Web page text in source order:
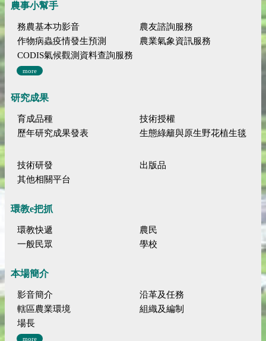
農事小幫手
務農基本功影音
農友諮詢服務
作物病蟲疫情發生預測
農業氣象資訊服務
CODIS氣候觀測資料查詢服務
more
研究成果
育成品種
技術授權
歷年研究成果發表
生態綠籬與原生野花植生毯
技術研發
出版品
其他相關平台
環教e把抓
環教快遞
農民
一般民眾
學校
本場簡介
影音簡介
沿革及任務
轄區農業環境
組織及編制
場長
more